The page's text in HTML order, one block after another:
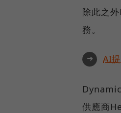
除此之
務。
➜ AI
供應商